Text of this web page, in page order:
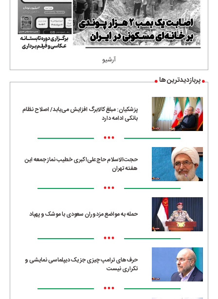
آرشیو
پربازدیدترین ها
پزشکیان: مبلغ کالابرگ افزایش می‌یابد/ اصلاح نظام
بانکی ادامه دارد
•••
حجت‌الاسلام حاج‌علی‌اکبری خطیب نماز جمعه این
هفته تهران
•••
حمله به مواضع مزدوران سعودی با موشک و پهپاد
•••
حرف‌های ترامپ چیزی جز یک دیپلماسی نمایشی و
تکراری نیست
•••